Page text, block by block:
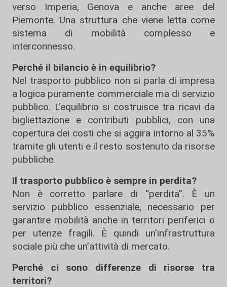
verso Imperia, Genova e anche aree del
Piemonte. Una struttura che viene letta come
sistema di mobilità complesso e
interconnesso.
Perché il bilancio è in equilibrio?
Nel trasporto pubblico non si parla di impresa
a logica puramente commerciale ma di servizio
pubblico. L’equilibrio si costruisce tra ricavi da
bigliettazione e contributi pubblici, con una
copertura dei costi che si aggira intorno al 35%
tramite gli utenti e il resto sostenuto da risorse
pubbliche.
Il trasporto pubblico è sempre in perdita?
Non è corretto parlare di “perdita”. È un
servizio pubblico essenziale, necessario per
garantire mobilità anche in territori periferici o
per utenze fragili. È quindi un’infrastruttura
sociale più che un’attività di mercato.
Perché ci sono differenze di risorse tra
territori?